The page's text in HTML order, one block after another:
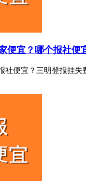
便宜？哪个报社便
社便宜？三明登报挂